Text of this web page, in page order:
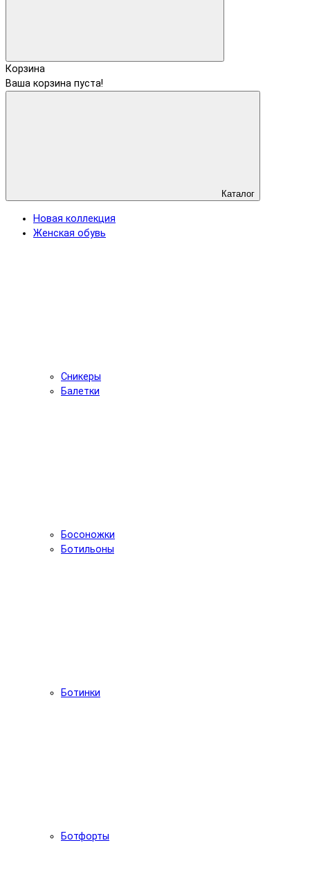
Корзина
Ваша корзина пуста!
Каталог
Новая коллекция
Женская обувь
Сникеры
Балетки
Босоножки
Ботильоны
Ботинки
Ботфорты